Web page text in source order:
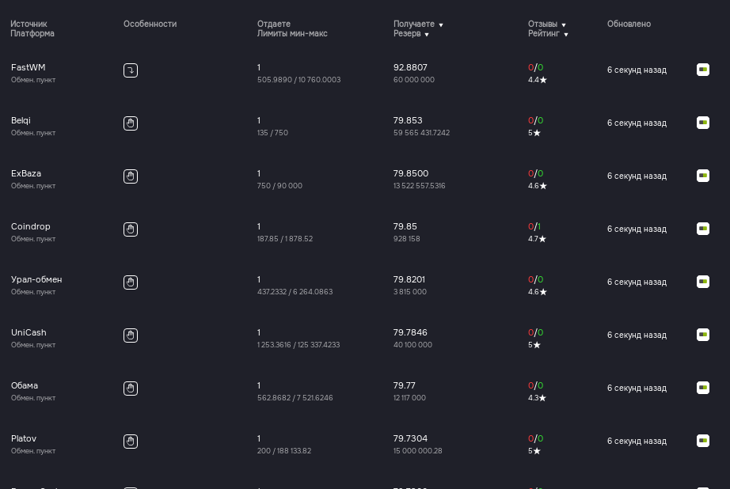
Источник
Платформа
Особенности
Отдаете
Лимиты мин-макс
Получаете
Резерв
Отзывы
Рейтинг
Обновлено
FastWM
Обмен. пункт
1
505.9890 /10 760.0003
92.8807
60 000 000
0/0
4.4
6 секунд назад
Belqi
Обмен. пункт
1
135 /750
79.853
59 565 431.7242
0/0
5
6 секунд назад
ExBaza
Обмен. пункт
1
750 /90 000
79.8500
13 522 557.5316
0/0
4.6
6 секунд назад
Coindrop
Обмен. пункт
1
187.85 /1 878.52
79.85
928 158
0/1
4.7
6 секунд назад
Урал-обмен
Обмен. пункт
1
437.2332 /6 264.0863
79.8201
3 815 000
0/0
4.6
6 секунд назад
UniCash
Обмен. пункт
1
1 253.3616 /125 337.4233
79.7846
40 100 000
0/0
5
6 секунд назад
Обама
Обмен. пункт
1
562.8682 /7 521.6246
79.77
12 117 000
0/0
4.3
6 секунд назад
Platov
Обмен. пункт
1
200 /188 133.82
79.7304
15 000 000.28
0/0
5
6 секунд назад